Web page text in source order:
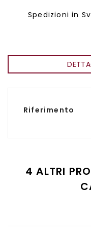
Spedizioni in
Riferimento
4 ALTRI